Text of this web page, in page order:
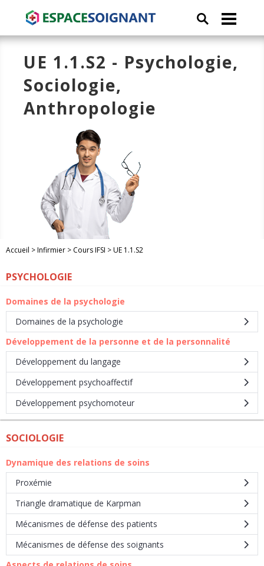
UE 1.1.S2 - Psychologie,
Sociologie,
Anthropologie
Accueil >Infirmier > Cours IFSI >UE 1.1.S2
PSYCHOLOGIE
Domaines de la psychologie
Domaines de la psychologie
Développement de la personne et de la personnalité
Développement du langage
Développement psychoaffectif
Développement psychomoteur
SOCIOLOGIE
Dynamique des relations de soins
Proxémie
Triangle dramatique de Karpman
Mécanismes de défense des patients
Mécanismes de défense des soignants